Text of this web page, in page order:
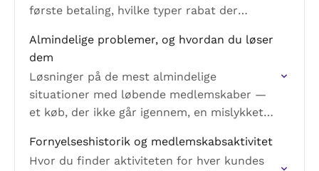
første betaling, hvilke typer rabat der
Almindelige problemer, og hvordan du løser
dem
Løsninger på de mest almindelige
situationer med løbende medlemskaber —
et køb, der ikke går igennem, en mislykket
matcher Stripe, en kunde, der…
Fornyelseshistorik og medlemskabsaktivitet
Hvor du finder aktiviteten for hver kundes